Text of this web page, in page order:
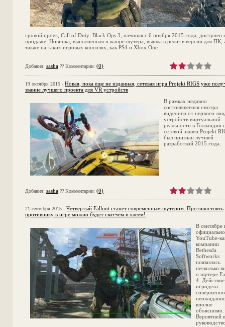
гровой проек, Call of Duty: Black Ops 3, начиная с 6 ноября 2015 года, доступен
продаже. Новинка, выполненная в жанре шутера, вышла в релиз в версии для ПК,
также на таких игровых консолях, как PS4 и Xbox One.
Добавил: sasha ?? Комментарии: (0)
19 октября 2015 - Новая, пока еще не изданная, сетевая игра Projekt RIGS уже
звание лучшего проекта для VR устройств
В рамках недавно
состоявшегося смотра
видеоигр от первого
устройств виртуальной
реальности в Голландии
сетевой экшен Projekt
был признан лучшей
разработкой 2015 года.
Добавил: sasha ?? Комментарии: (0)
21 сентября 2015 - Четвертый Fallout станет современным шутером. Противостоять
противнику в игре можно будет скотчем и клеем!
В сентябре
YouTube-
компании
Bethesda
Softworks
появилось
несколько
о шутере
4. Действие
игродела
совершенно
вполне
объяснимо.
Вероятней